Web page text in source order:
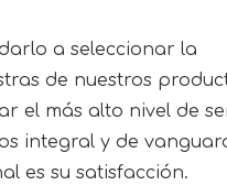
a seleccionar la
de nuestros
el más alto nivel de
integral y de
es su satisfacción.